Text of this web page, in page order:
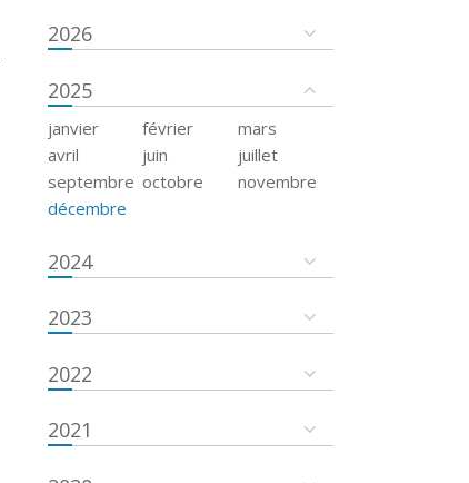
2026
2025
janvier février
mars
avril
juin
juillet
septembre octobre
novembre
décembre
2024
2023
2022
2021